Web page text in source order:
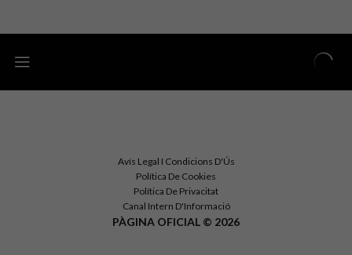
Avís Legal I Condicions D'Ús
Política De Cookies
Política De Privacitat
Canal Intern D'Informació
PÀGINA OFICIAL © 2026